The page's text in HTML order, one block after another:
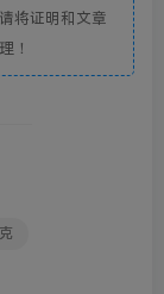
将证明和文章
！